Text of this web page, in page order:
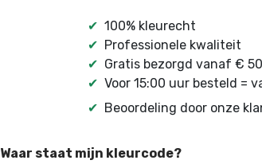
✔ 100% kleurecht
✔ Professionele kwaliteit
✔ Gratis bezorgd vanaf €
✔ Voor 15:00 uur besteld =
✔ Beoordeling door onze
Waar staat mijn kleurcode?